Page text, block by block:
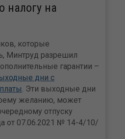
налогу на
которые
Минтруд разрешил
гарантии –
дни с
. Эти выходные дни
желанию, может
отпуску
от 07.06.2021 № 14-4/10/